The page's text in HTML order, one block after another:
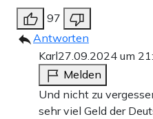
97
Antworten
Karl27.09.2024 um
Melden
Und nicht zu
sehr viel Geld der